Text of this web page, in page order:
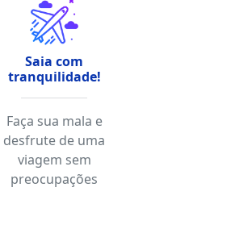
Saia com
tranquilidade!
Faça sua mala e
desfrute de uma
viagem sem
preocupações